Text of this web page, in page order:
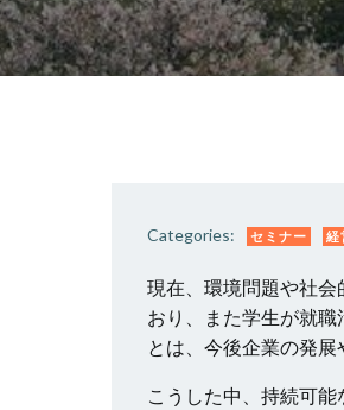
Categories: セミナー 経
現在、環境問題や社
おり、また学生が就職
とは、今後企業の発展
こうした中、持続可